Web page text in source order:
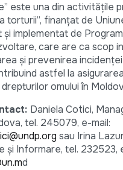
este una din activităţile
torturii”, finanţat de
implementat de
care are ca scop
şi prevenirea
astfel la
omului în
Daniela Cotici,
tel. 245079, e-mail:
sau Irina
şi Informare, tel. 232523,
d